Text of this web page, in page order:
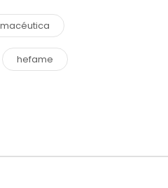
hefame